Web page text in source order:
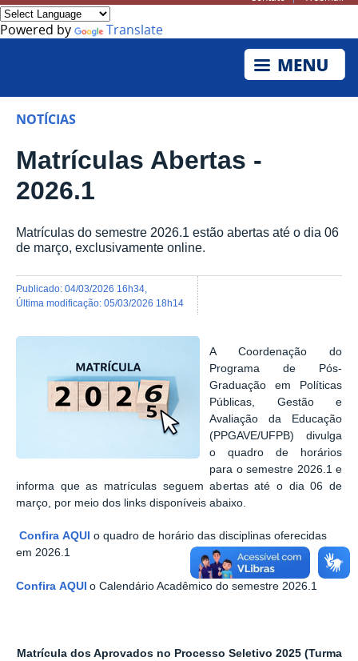
Powered by Translate
NOTÍCIAS
Matrículas Abertas -
2026.1
Matrículas do semestre 2026.1 estão abertas até o dia 06
de março, exclusivamente online.
publicado: 04/03/2026 16h34
última modificação: 05/03/2026 18h14
A Coordenação do
Programa de Pós-
Graduação em Políticas
Públicas, Gestão e
Avaliação da Educação
(PPGAVE/UFPB) divulga
o quadro de horários
para o semestre 2026.1 e
informa que as matrículas seguem abertas até o dia 06 de
março, por meio dos links disponíveis abaixo.
Confira AQUI o quadro de horário das disciplinas oferecidas
em 2026.1
Confira AQUI o Calendário Acadêmico do semestre 2026.1
Matrícula dos Aprovados no Processo Seletivo 2025 (Turma